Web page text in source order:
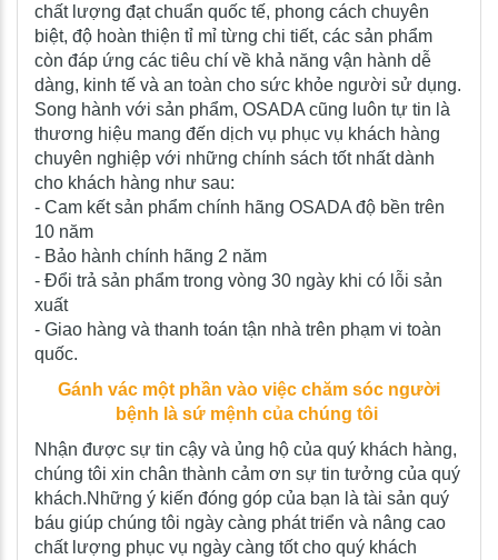
chất lượng đạt chuẩn quốc tế, phong cách chuyên
biệt, độ hoàn thiện tỉ mỉ từng chi tiết, các sản phẩm
còn đáp ứng các tiêu chí về khả năng vận hành dễ
dàng, kinh tế và an toàn cho sức khỏe người sử dụng.
Song hành với sản phẩm, OSADA cũng luôn tự tin là
thương hiệu mang đến dịch vụ phục vụ khách hàng
chuyên nghiệp với những chính sách tốt nhất dành
cho khách hàng như sau:
- Cam kết sản phẩm chính hãng OSADA độ bền trên
10 năm
- Bảo hành chính hãng 2 năm
- Đổi trả sản phẩm trong vòng 30 ngày khi có lỗi sản
xuất
- Giao hàng và thanh toán tận nhà trên phạm vi toàn
quốc.
Gánh vác một phần vào việc chăm sóc người
bệnh là sứ mệnh của chúng tôi
Nhận được sự tin cậy và ủng hộ của quý khách hàng,
chúng tôi xin chân thành cảm ơn sự tin tưởng của quý
khách.Những ý kiến đóng góp của bạn là tài sản quý
báu giúp chúng tôi ngày càng phát triển và nâng cao
chất lượng phục vụ ngày càng tốt cho quý khách